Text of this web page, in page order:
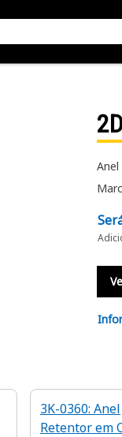
3K-0360: Anel
Retentor em